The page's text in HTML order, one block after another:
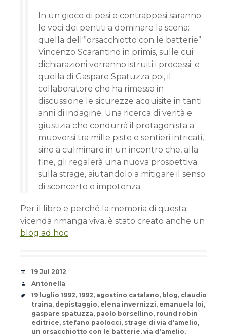
In un gioco di pesi e contrappesi saranno
le voci dei pentiti a dominare la scena:
quella dell'”orsacchiotto con le batterie”
Vincenzo Scarantino in primis, sulle cui
dichiarazioni verranno istruiti i processi; e
quella di Gaspare Spatuzza poi, il
collaboratore che ha rimesso in
discussione le sicurezze acquisite in tanti
anni di indagine. Una ricerca di verità e
giustizia che condurrà il protagonista a
muoversi tra mille piste e sentieri intricati,
sino a culminare in un incontro che, alla
fine, gli regalerà una nuova prospettiva
sulla strage, aiutandolo a mitigare il senso
di sconcerto e impotenza.
Per il libro e perché la memoria di questa
vicenda rimanga viva, è stato creato anche un
blog ad hoc.
Date
19 Jul 2012
Author
Antonella
Tags
19 luglio 1992, 1992, agostino catalano, blog, claudio
traina, depistaggio, elena invernizzi, emanuela loi,
gaspare spatuzza, paolo borsellino, round robin
editrice, stefano paolocci, strage di via d'amelio,
un orsacchiotto con le batterie, via d'amelio,